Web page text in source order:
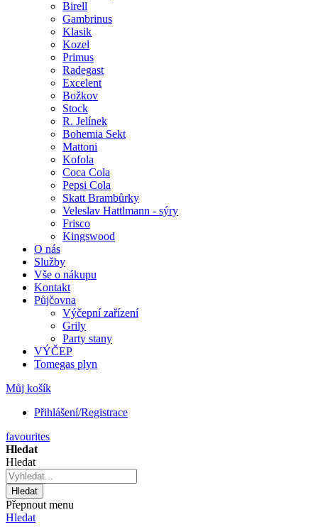
Birell
Gambrinus
Klasik
Kozel
Primus
Radegast
Excelent
Božkov
Stock
R. Jelínek
Bohemia Sekt
Mattoni
Kofola
Coca Cola
Pepsi Cola
Skatt Brambůrky
Veleslav Hattlmann - sýry
Frisco
Kingswood
O nás
Služby
Vše o nákupu
Kontakt
Půjčovna
Výčepní zařízení
Grily
Party stany
VÝČEP
Tomegas plyn
Můj košík
Přihlášení/Registrace
favourites
Hledat
Hledat
Hledat
Přepnout menu
Hledat